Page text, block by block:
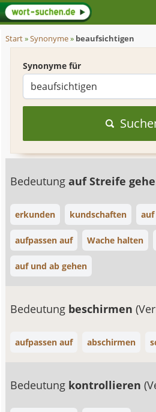
Start»Synonyme» beaufsichtigen
Synonyme für
Bedeutungauf Streife
erkunden kundschaften
aufpassen auf Wache halten
auf und ab gehen
Bedeutung beschirmen
aufpassen auf abschirmen
Bedeutung kontrollieren